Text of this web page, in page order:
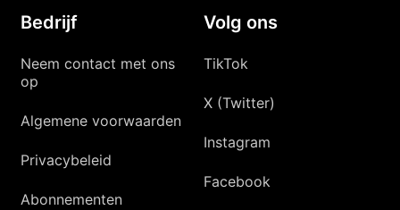
Bedrijf
Neem contact met ons
op
Algemene voorwaarden
Privacybeleid
Abonnementen
Volg ons
TikTok
X (Twitter)
Instagram
Facebook